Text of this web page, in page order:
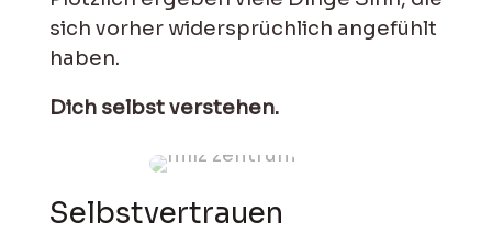
sich vorher wider­sprüch­lich an­gefühlt
haben.
Dich selbst verstehen.
Selbstvertrauen